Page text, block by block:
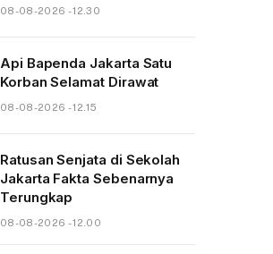
08-08-2026 - 12.30
Api Bapenda Jakarta Satu
Korban Selamat Dirawat
08-08-2026 - 12.15
Ratusan Senjata di Sekolah
Jakarta Fakta Sebenarnya
Terungkap
08-08-2026 - 12.00